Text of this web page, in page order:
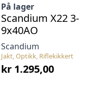
Jakt, Optikk, Riflekikkert
Scandium
På lager
Scandium X22 3-
9x40AO
kr 1.295,00